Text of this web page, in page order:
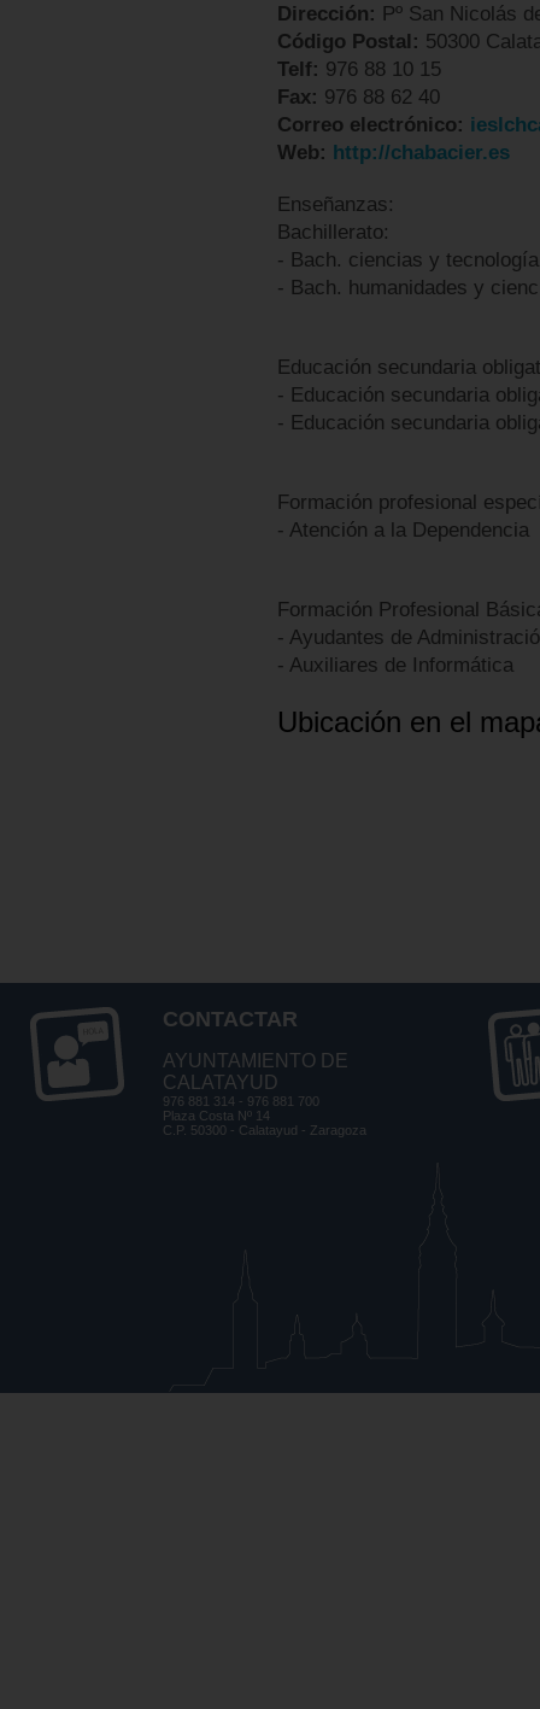
Dirección: Pº San Nicolás
Código Postal: 50300
Telf: 976 88 10 15
Fax: 976 88 62 40
Correo electrónico:
Web: http://chabacier.es
Enseñanzas:
Bachillerato:
- Bach. ciencias y tecnología
- Bach. humanidades y
Educación secundaria
- Educación secundaria
- Educación secundaria
Formación profesional
- Atención a la Dependencia
Formación Profesional
- Ayudantes de
- Auxiliares de Informática
Ubicación en el
CONTACTAR
AYUNTAMIENTO DE
CALATAYUD
976 881 314 - 976 881 700
Plaza Costa Nº 14
C.P. 50300 - Calatayud - Zaragoza